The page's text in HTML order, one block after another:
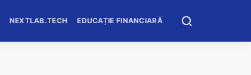
NEXTLAB.TECH EDUCAȚIE FINANCIARĂ